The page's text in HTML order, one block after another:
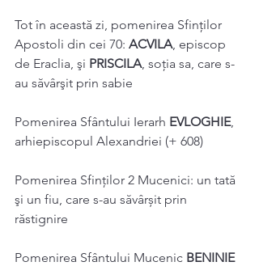
Tot în această zi, pomenirea Sfinților
Apostoli din cei 70: ACVILA, episcop
de Eraclia, şi PRISCILA, soţia sa, care s-
au săvârşit prin sabie
Pomenirea Sfântului Ierarh EVLOGHIE,
arhiepiscopul Alexandriei (+ 608)
Pomenirea Sfinților 2 Mucenici: un tată
şi un fiu, care s-au săvârșit prin
răstignire
Pomenirea Sfântului Mucenic BENINIE